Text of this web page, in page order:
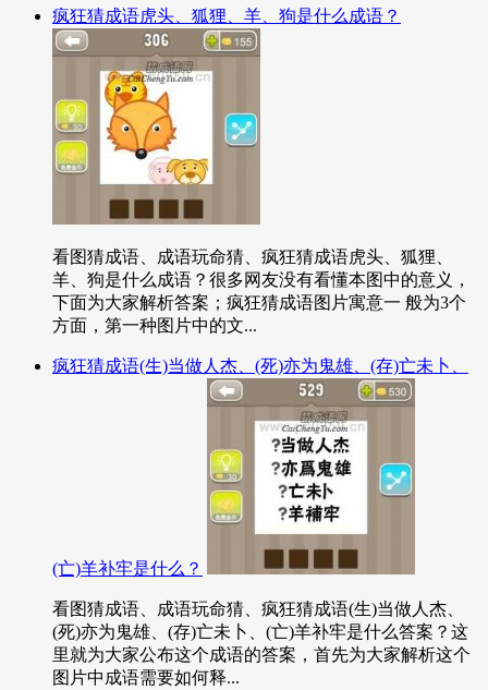
疯狂猜成语虎头、狐狸、羊、狗是什么成语？
看图猜成语、成语玩命猜、疯狂猜成语虎头、狐狸、
羊、狗是什么成语？很多网友没有看懂本图中的意义，
下面为大家解析答案；疯狂猜成语图片寓意一 般为3个
方面，第一种图片中的文...
疯狂猜成语(生)当做人杰、(死)亦为鬼雄、(存)亡未卜、
(亡)羊补牢是什么？
看图猜成语、成语玩命猜、疯狂猜成语(生)当做人杰、
(死)亦为鬼雄、(存)亡未卜、(亡)羊补牢是什么答案？这
里就为大家公布这个成语的答案，首先为大家解析这个
图片中成语需要如何释...